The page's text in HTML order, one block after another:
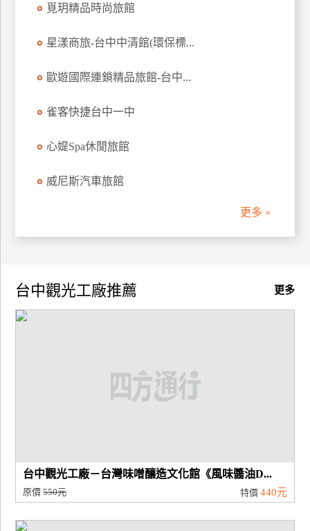
覓玥精品時尚旅館
星漾商旅-台中中清館(環保標...
歐遊國際連鎖精品旅館-台中...
雀客快捷台中一中
心媞Spa休閒旅館
威尼斯汽車旅館
更多 »
更多
台中觀光工廠推薦
台中觀光工廠－台灣味噌釀造文化館《風味醬油D...
原價550元 特價 440元